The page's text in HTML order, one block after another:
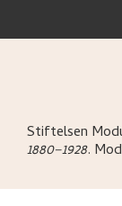
Stiftelsen
1880–1928.